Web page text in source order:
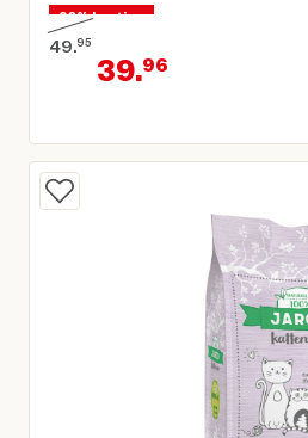
20% korting
49.95
Oorspronkelijke prijs € 49,95
39.96
Huidige